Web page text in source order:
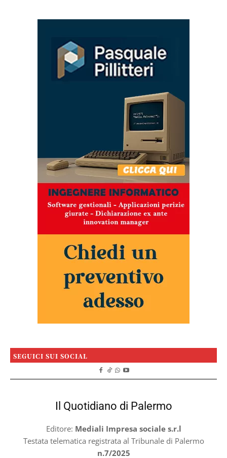
SEGUICI SUI SOCIAL
Il Quotidiano di Palermo
Editore: Mediali Impresa sociale s.r.l
Testata telematica registrata al Tribunale di Palermo
n.7/2025